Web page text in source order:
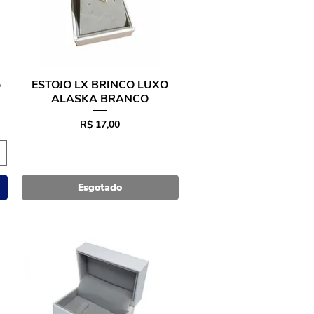
ESTOJO LX BRINCO LUXO
ALASKA BRANCO
Preço
R$ 17,00
Esgotado